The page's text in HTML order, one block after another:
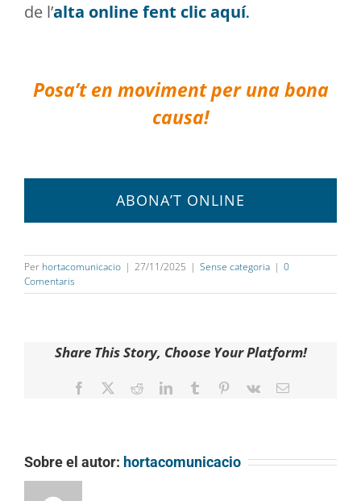
de l’alta online fent clic aquí.
Posa’t en moviment per una bona
causa!
ABONA’T ONLINE
Per hortacomunicacio | 27/11/2025 | Sense categoria | 0
Comentaris
Share This Story, Choose Your Platform!
Facebook
TwitterRedditLinkedInTumblr Pinterest
Vk Email
Sobre el autor: hortacomunicacio